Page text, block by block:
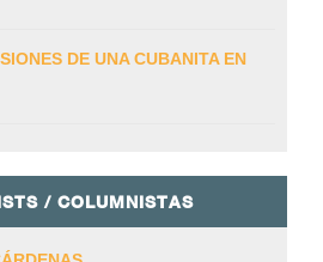
DE UNA CUBANITA EN
/ COLUMNISTAS